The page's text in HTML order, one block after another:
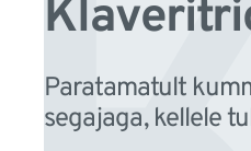
Paratamatult
segajaga, kellele